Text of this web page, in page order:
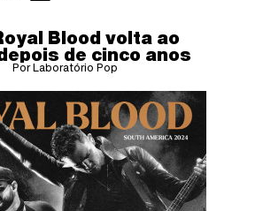
Blood volta ao
de cinco anos
Por Laboratório Pop